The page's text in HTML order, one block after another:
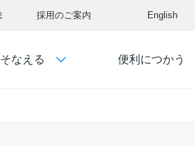
採用のご案内 English
そなえる 便利につかう